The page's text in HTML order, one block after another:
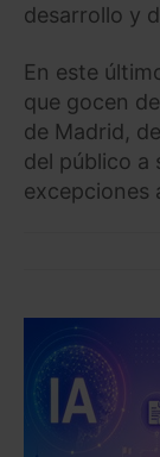
desarrollo y
En este
que gocen
de Madrid,
del público a
excepciones